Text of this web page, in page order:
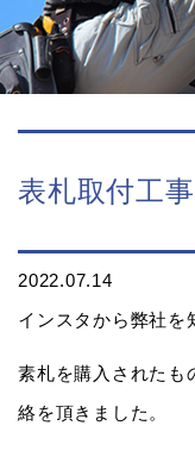
表札取付工
2022.07.14
インスタから弊社を
素札を購入されたも
絡を頂きました。